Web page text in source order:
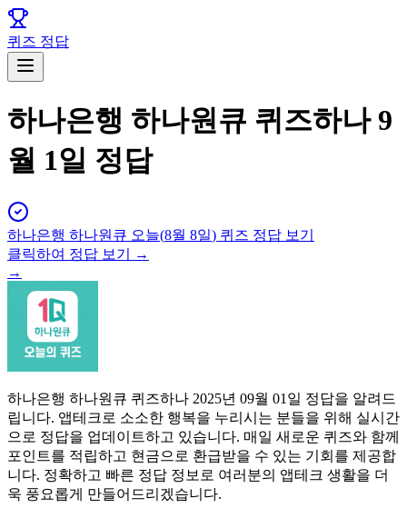
퀴즈 정답
하나은행 하나원큐 퀴즈하나 9
월 1일 정답
하나은행 하나원큐 오늘(8월 8일) 퀴즈 정답 보기
클릭하여 정답 보기 →
→
하나은행 하나원큐 퀴즈하나 2025년 09월 01일 정답을 알려드
립니다. 앱테크로 소소한 행복을 누리시는 분들을 위해 실시간
으로 정답을 업데이트하고 있습니다. 매일 새로운 퀴즈와 함께
포인트를 적립하고 현금으로 환급받을 수 있는 기회를 제공합
니다. 정확하고 빠른 정답 정보로 여러분의 앱테크 생활을 더
욱 풍요롭게 만들어드리겠습니다.